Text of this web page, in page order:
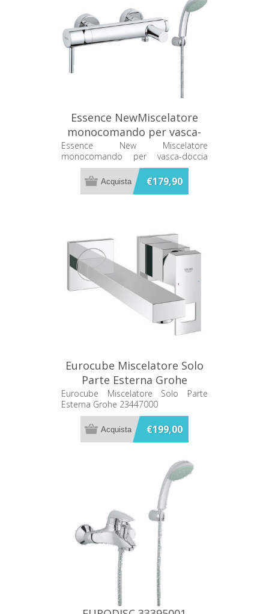
Essence NewMiscelatore
monocomando per vasca-
doccia Grohe 33628000
Essence New Miscelatore
monocomando per vasca-doccia
Grohe 33628000
€179,90
Eurocube Miscelatore Solo
Parte Esterna Grohe
23447000
Eurocube Miscelatore Solo Parte
Esterna Grohe 23447000
€199,00